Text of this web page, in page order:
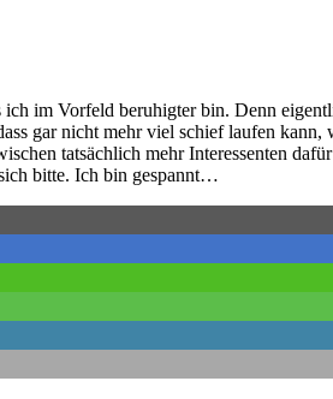
im Vorfeld beruhigter bin. Denn
gar nicht mehr viel schief laufen
tatsächlich mehr Interessenten
bitte. Ich bin gespannt…